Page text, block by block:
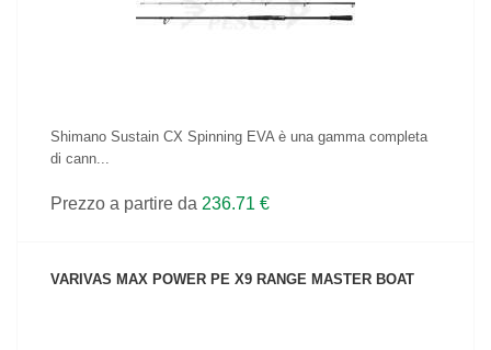
Shimano Sustain CX Spinning EVA è una gamma completa
di cann...
Prezzo a partire da 236.71 €
VARIVAS MAX POWER PE X9 RANGE MASTER BOAT